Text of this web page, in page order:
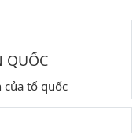
QUỐC
tổ quốc